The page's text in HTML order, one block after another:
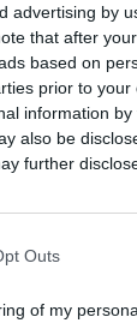
advertising by
that after
based on
prior to
information
also be
further
Outs
of my